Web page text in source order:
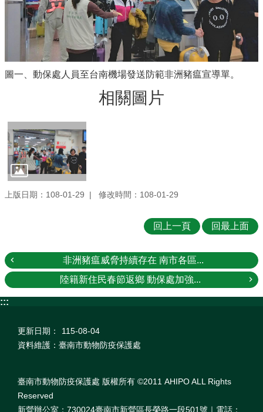
圖一、動保處人員至台南機場發送防範非洲豬瘟宣導單。
相關圖片
上版日期：108-01-29 修改時間：108-01-29
回上一頁 回最上面
非洲豬瘟威脅持續存在 南市各區...
陸籍新住民春節返鄉 動保處加強...
:::
更新日期：
115-08-04
資料維護：臺南市動物防疫保護處
臺南市動物防疫保護處 版權所有 ©2011 AHIPO ALL Rights
Reserved
新營辦公室：730024臺南市新營區長榮路一段501號｜電話：